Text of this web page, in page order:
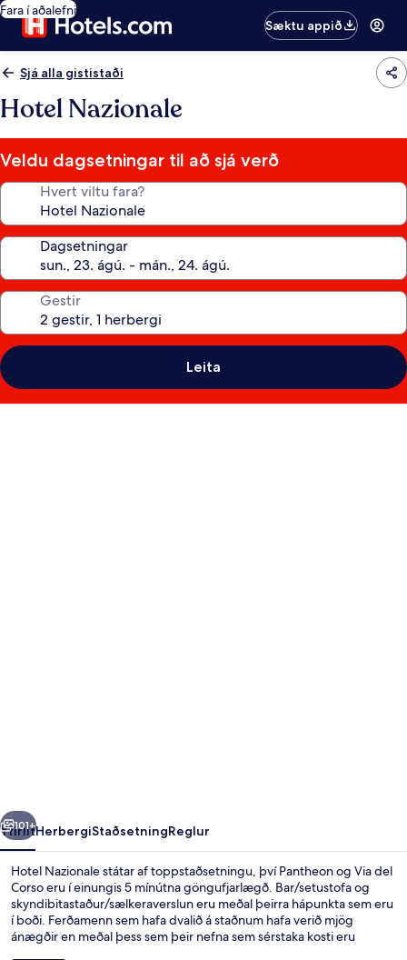
Fara í aðalefni
Sæktu appið
Sjá alla gististaði
Hotel Nazionale
Veldu dagsetningar til að sjá verð
Hvert viltu fara?
Dagsetningar
Gestir
Leita
Næsta
101+
YfirlitHerbergiStaðsetningReglur
Hotel Nazionale státar af toppstaðsetningu, því Pantheon og Via del
Corso eru í einungis 5 mínútna göngufjarlægð. Bar/setustofa og
skyndibitastaður/sælkeraverslun eru meðal þeirra hápunkta sem eru
í boði. Ferðamenn sem hafa dvalið á staðnum hafa verið mjög
ánægðir en meðal þess sem þeir nefna sem sérstaka kosti eru